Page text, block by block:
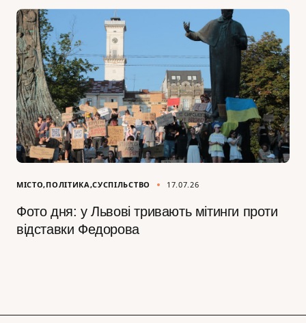
МІСТО ПОЛІТИКА СУСПІЛЬСТВО 17.07.26
Фото дня: у Львові тривають мітинги проти
відставки Федорова